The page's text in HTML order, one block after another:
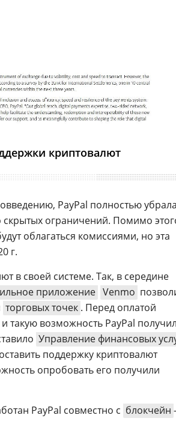
криптовалют
PayPal полностью
скрытых ограничений. Помимо
облагаться комиссиями, но эта
г.
в своей системе. Так, в середине
приложение Venmo
торговых точек . Перед оплатой
такую возможность PayPal
Управление финансовых
поддержку криптовалют
опробовать его получили
PayPal совместно с блокчейн -